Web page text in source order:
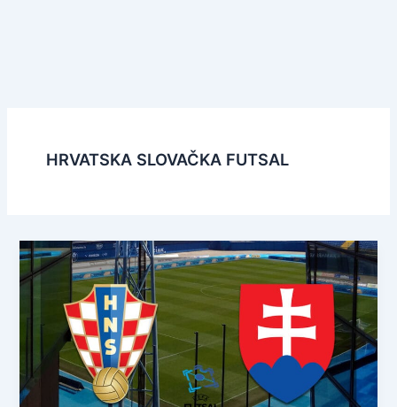
HRVATSKA SLOVAČKA FUTSAL